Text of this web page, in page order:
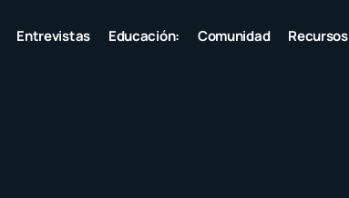
Entrevistas Educación: Comunidad Recursos